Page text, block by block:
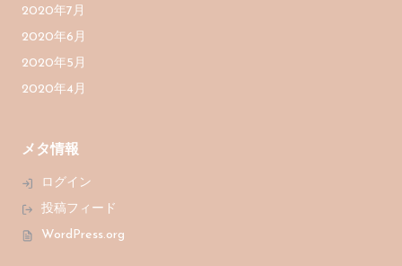
2020年7月
2020年6月
2020年5月
2020年4月
メタ情報
ログイン
投稿フィード
WordPress.org